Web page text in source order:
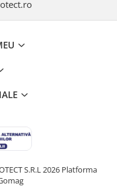
S.R.L 2026 Platforma